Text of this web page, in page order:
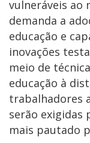
vulneráveis ao
demanda a
educação e
inovações
meio de
educação à
trabalhadores
serão exigidas
mais pautado